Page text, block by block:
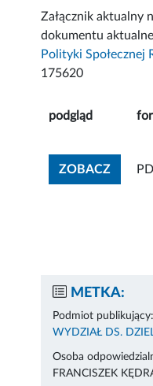
Załącznik aktualny
dokumentu
Polityki Społecznej
175620
podgląd
ZOBACZ
METKA:
Podmiot publikujący:
WYDZIAŁ DS.
Osoba
FRANCISZEK